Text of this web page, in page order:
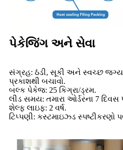
પેકેજિંગ અને સેવા
સંગ્રહ: ઠંડી, સૂકી અને સ્વચ્છ
પ્રકાશથી બચાવો.
બલ્ક પેકેજ: 25 કિગ્રા/ડ્રમ.
લીડ સમય: તમારા ઓર્ડરના 7 દિવસ
શેલ્ફ લાઇફ: 2 વર્ષ.
ટિપ્પણી: કસ્ટમાઇઝ્ડ સ્પષ્ટીકરણો